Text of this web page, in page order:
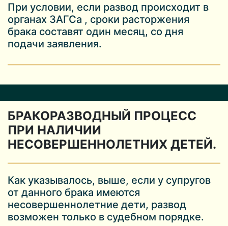
При условии, если развод происходит в
органах ЗАГСа , сроки расторжения
брака составят один месяц, со дня
подачи заявления.
БРАКОРАЗВОДНЫЙ ПРОЦЕСС
ПРИ НАЛИЧИИ
НЕСОВЕРШЕННОЛЕТНИХ ДЕТЕЙ.
Как указывалось, выше, если у супругов
от данного брака имеются
несовершеннолетние дети, развод
возможен только в судебном порядке.